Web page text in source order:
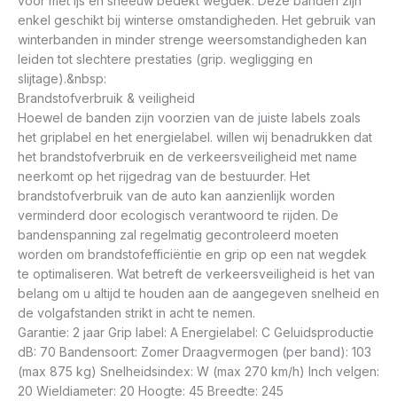
enkel geschikt bij winterse omstandigheden. Het gebruik van
winterbanden in minder strenge weersomstandigheden kan
leiden tot slechtere prestaties (grip. wegligging en
slijtage).&nbsp:
Brandstofverbruik & veiligheid
Hoewel de banden zijn voorzien van de juiste labels zoals
het griplabel en het energielabel. willen wij benadrukken dat
het brandstofverbruik en de verkeersveiligheid met name
neerkomt op het rijgedrag van de bestuurder. Het
brandstofverbruik van de auto kan aanzienlijk worden
verminderd door ecologisch verantwoord te rijden. De
bandenspanning zal regelmatig gecontroleerd moeten
worden om brandstofefficiëntie en grip op een nat wegdek
te optimaliseren. Wat betreft de verkeersveiligheid is het van
belang om u altijd te houden aan de aangegeven snelheid en
de volgafstanden strikt in acht te nemen.
Garantie: 2 jaar Grip label: A Energielabel: C Geluidsproductie
dB: 70 Bandensoort: Zomer Draagvermogen (per band): 103
(max 875 kg) Snelheidsindex: W (max 270 km/h) Inch velgen:
20 Wieldiameter: 20 Hoogte: 45 Breedte: 245